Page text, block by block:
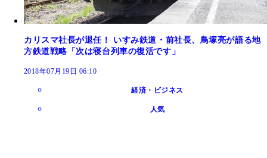
カリスマ社長が退任！ いすみ鉄道・前社長、鳥塚亮が語る地
方鉄道戦略「次は寝台列車の復活です」
2018年07月19日 06:10
経済・ビジネス
人気